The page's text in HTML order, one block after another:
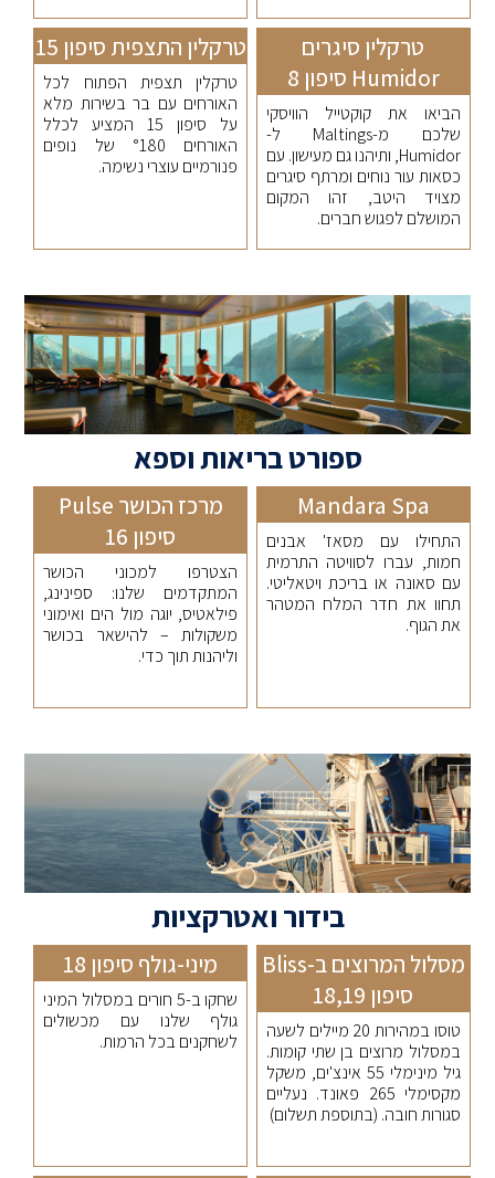
טרקלין סיגרים
Humidor סיפון 8
הביאו את קוקטייל הוויסקי
שלכם מ-Maltings ל-
Humidor, ותיהנו גם מעישון. עם
כסאות עור נוחים ומרתף סיגרים
מצויד היטב, זהו המקום
המושלם לפגוש חברים.
טרקלין התצפית סיפון 15
טרקלין תצפית הפתוח לכל
האורחים עם בר בשירות מלא
על סיפון 15 המציע לכלל
האורחים °180 של נופים
פנורמיים עוצרי נשימה.
ספורט בריאות וספא
Mandara Spa
התחילו עם מסאז' אבנים
חמות, עברו לסוויטה התרמית
עם סאונה או בריכת ויטאליטי.
תחוו את חדר המלח המטהר
את הגוף.
מרכז הכושר Pulse
סיפון 16
הצטרפו למכוני הכושר
המתקדמים שלנו: ספינינג,
פילאטיס, יוגה מול הים ואימוני
משקולות – להישאר בכושר
וליהנות תוך כדי.
בידור ואטרקציות
מסלול המרוצים ב-Bliss
סיפון 18,19
טוסו במהירות 20 מיילים לשעה
במסלול מרוצים בן שתי קומות.
גיל מינימלי 55 אינצ'ים, משקל
מקסימלי 265 פאונד. נעליים
סגורות חובה. (בתוספת תשלום)
מיני-גולף סיפון 18
שחקו ב-5 חורים במסלול המיני
גולף שלנו עם מכשולים
לשחקנים בכל הרמות.